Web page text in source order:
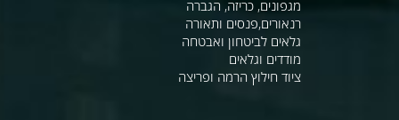
מגפונים, כריזה, הגברה
רנאורים,פנסים ותאורה
גלאים לביטחון ואבטחה
מודדים וגלאים
ציוד חילוץ הרמה ופריצה